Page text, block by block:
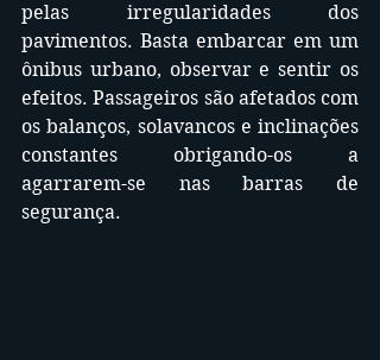
pelas irregularidades dos
pavimentos. Basta embarcar em um
ônibus urbano, observar e sentir os
efeitos. Passageiros são afetados com
os balanços, solavancos e inclinações
constantes obrigando-os a
agarrarem-se nas barras de
segurança.